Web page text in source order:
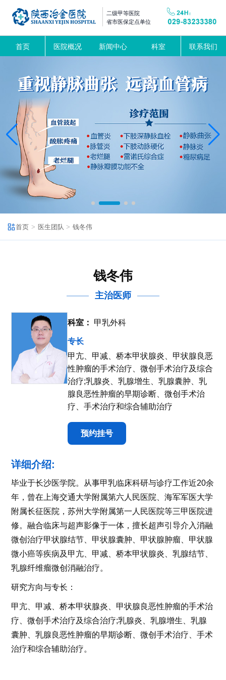
二级甲等医院
省市医保定点单位
首页 医院概况 新闻中心 科室 联系我们
首页 医生团队 钱冬伟
钱冬伟
主治医师
科室： 甲乳外科
专长
甲亢、甲减、桥本甲状腺炎、甲状腺良恶
性肿瘤的手术治疗、微创手术治疗及综合
治疗;乳腺炎、乳腺增生、乳腺囊肿、乳
腺良恶性肿瘤的早期诊断、微创手术治
疗、手术治疗和综合辅助治疗
预约挂号
详细介绍:
毕业于长沙医学院。从事甲乳临床科研与诊疗工作近20余
年，曾在上海交通大学附属第六人民医院、海军军医大学
附属长征医院，苏州大学附属第一人民医院等三甲医院进
修。融合临床与超声影像于一体，擅长超声引导介入消融
微创治疗甲状腺结节、甲状腺囊肿、甲状腺肿瘤、甲状腺
微小癌等疾病及甲亢、甲减、桥本甲状腺炎、乳腺结节、
乳腺纤维瘤微创消融治疗。
研究方向与专长：
甲亢、甲减、桥本甲状腺炎、甲状腺良恶性肿瘤的手术治
疗、微创手术治疗及综合治疗;乳腺炎、乳腺增生、乳腺
囊肿、乳腺良恶性肿瘤的早期诊断、微创手术治疗、手术
治疗和综合辅助治疗。